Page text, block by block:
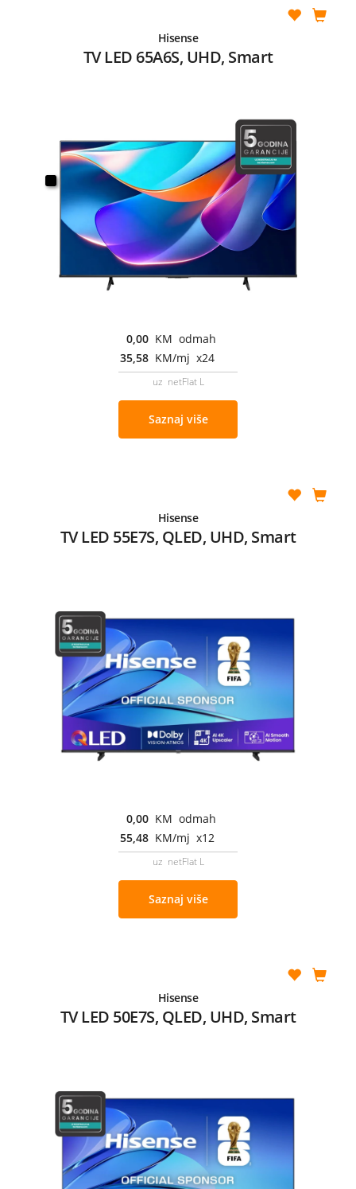
Hisense
TV LED 65A6S, UHD, Smart
0,00 KM odmah
35,58 KM/mj x24
uz netFlat L
Saznaj više
Hisense
TV LED 55E7S, QLED, UHD, Smart
0,00 KM odmah
55,48 KM/mj x12
uz netFlat L
Saznaj više
Hisense
TV LED 50E7S, QLED, UHD, Smart